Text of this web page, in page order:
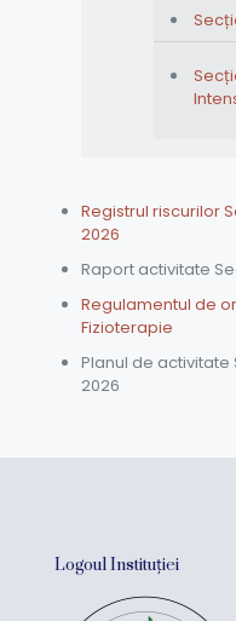
Registrul riscurilor
2026
Raport activitate
Regulamentul de
Fizioterapie
Planul de
2026
Logoul Instituției